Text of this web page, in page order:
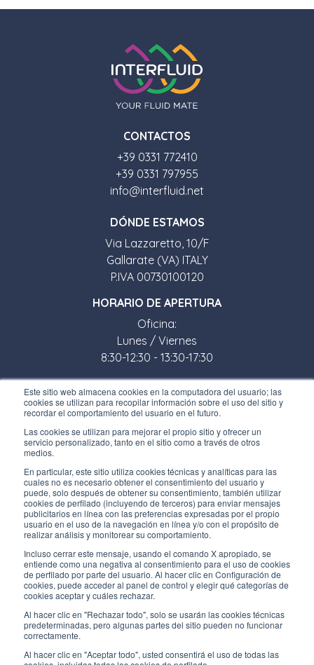
Este sitio web almacena cookies en la computadora del usuario; las
cookies se utilizan para recopilar información sobre el uso del sitio y
recordar el comportamiento del usuario en el futuro.
Las cookies se utilizan para mejorar el propio sitio y ofrecer un
servicio personalizado, tanto en el sitio como a través de otros
medios.
En particular, este sitio utiliza cookies técnicas y analíticas para las
cuales no es necesario obtener el consentimiento del usuario y
puede, solo después de obtener su consentimiento, también utilizar
cookies de perfilado (incluyendo de terceros) para enviar mensajes
publicitarios en línea con las preferencias expresadas por el propio
usuario en el uso de la navegación en línea y/o con el propósito de
realizar análisis y monitorear su comportamiento.
Incluso cerrar este mensaje, usando el comando X apropiado, se
entiende como una negativa al consentimiento para el uso de cookies
de perfilado por parte del usuario. Al hacer clic en Configuración de
cookies, puede acceder al panel de control y elegir qué categorías de
cookies aceptar y cuáles rechazar.
Al hacer clic en "Rechazar todo", solo se usarán las cookies técnicas
predeterminadas, pero algunas partes del sitio pueden no funcionar
correctamente.
Al hacer clic en "Aceptar todo", usted consentirá el uso de todas las
CONTACTOS
+39 0331 772410
+39 0331 797955
info@interfluid.net
DÓNDE ESTAMOS
Via Lazzaretto, 10/F
Gallarate (VA) ITALY
P.IVA 00730100120
HORARIO DE APERTURA
Oficina:
Lunes / Viernes
8:30-12:30 - 13:30-17:30
Tienda:
Lunes / Viernes
Subscríbete a nuestro boletín
Trabaja con nosotros
Los envases de Interfluid
Proyecto de transformación digital
MANT É GASE AL D ÍA